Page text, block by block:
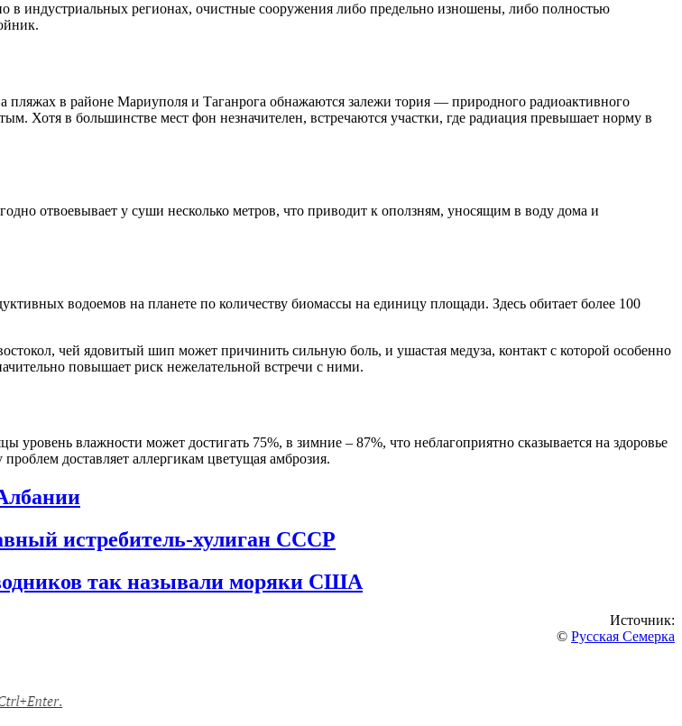
в индустриальных регионах, очистные сооружения либо предельно изношены, либо полностью
в районе Мариуполя и Таганрога обнажаются залежи тория — природного радиоактивного
Хотя в большинстве мест фон незначителен, встречаются участки, где радиация превышает норму в
отвоевывает у суши несколько метров, что приводит к оползням, уносящим в воду дома и
водоемов на планете по количеству биомассы на единицу площади. Здесь обитает более 100
чей ядовитый шип может причинить сильную боль, и ушастая медуза, контакт с которой особенно
повышает риск нежелательной встречи с ними.
влажности может достигать 75%, в зимние – 87%, что неблагоприятно сказывается на здоровье
доставляет аллергикам цветущая амброзия.
истребитель-хулиган СССР
так называли моряки США
Источник:
© Русская Семерка